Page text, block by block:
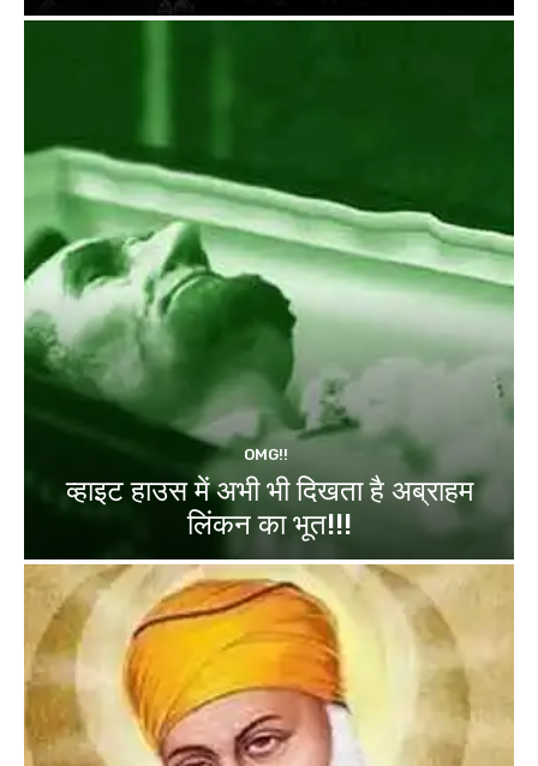
OMG!!
व्हाइट हाउस में अभी भी दिखता है अब्राहम
लिंकन का भूत!!!